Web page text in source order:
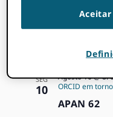
IFLA WLIC
ORCID em
SEG
10
APAN 62
Agosto 10 @ 8:
ORCID em